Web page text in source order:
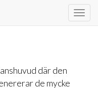
där den
de mycke